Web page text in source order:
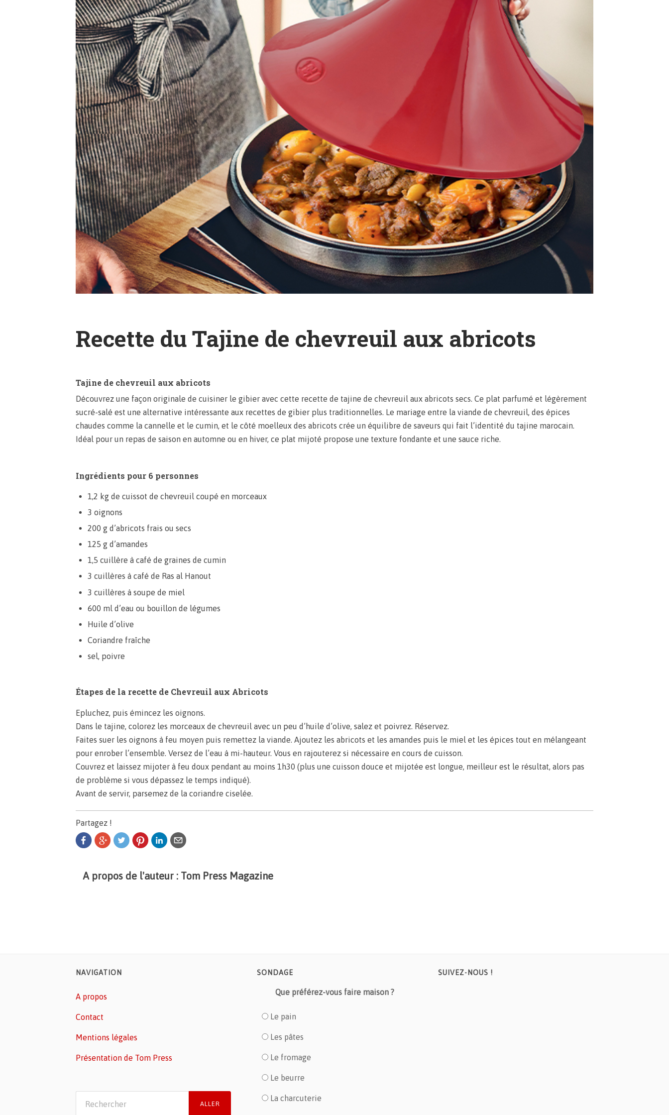
Recette du Tajine de chevreuil aux abricots
Tajine de chevreuil aux abricots
Découvrez une façon originale de cuisiner le gibier avec cette recette de tajine de chevreuil aux abricots secs. Ce plat parfumé et légèrement
sucré-salé est une alternative intéressante aux recettes de gibier plus traditionnelles. Le mariage entre la viande de chevreuil, des épices
chaudes comme la cannelle et le cumin, et le côté moelleux des abricots crée un équilibre de saveurs qui fait l’identité du tajine marocain.
Idéal pour un repas de saison en automne ou en hiver, ce plat mijoté propose une texture fondante et une sauce riche.
Ingrédients pour 6 personnes
1,2 kg de cuissot de chevreuil coupé en morceaux
3 oignons
200 g d’abricots frais ou secs
125 g d’amandes
1,5 cuillère à café de graines de cumin
3 cuillères à café de Ras al Hanout
3 cuillères à soupe de miel
600 ml d’eau ou bouillon de légumes
Huile d’olive
Coriandre fraîche
sel, poivre
Étapes de la recette de Chevreuil aux Abricots
Epluchez, puis émincez les oignons.
Dans le tajine, colorez les morceaux de chevreuil avec un peu d’huile d’olive, salez et poivrez. Réservez.
Faites suer les oignons à feu moyen puis remettez la viande. Ajoutez les abricots et les amandes puis le miel et les épices tout en mélangeant
pour enrober l’ensemble. Versez de l’eau à mi-hauteur. Vous en rajouterez si nécessaire en cours de cuisson.
Couvrez et laissez mijoter à feu doux pendant au moins 1h30 (plus une cuisson douce et mijotée est longue, meilleur est le résultat, alors pas
de problème si vous dépassez le temps indiqué).
Avant de servir, parsemez de la coriandre ciselée.
Partagez !
A propos de l'auteur : Tom Press Magazine
NAVIGATION
A propos
Contact
Mentions légales
Présentation de Tom Press
SONDAGE
Que préférez-vous faire maison ?
Le pain
Les pâtes
Le fromage
Le beurre
La charcuterie
SUIVEZ-NOUS !